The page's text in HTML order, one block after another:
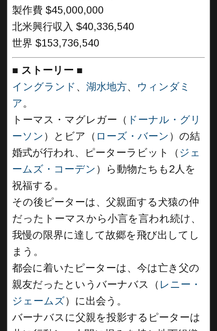
製作費 $45,000,000
北米興行収入 $40,336,540
世界 $153,736,540
■ ストーリー ■
イングランド 、 湖水地方、 ウィンダミ
ア。
トーマス・マグレガー（ ドーナル・グリ
ーソン ）とビア（ ローズ・バーン ）の結
婚式が行われ、ピーターラビット（ ジェ
ームズ・コーデン ）ら動物たちも2人を
祝福する。
その後ピーターは、父親面する犬猿の仲
だったトーマスから小言を言われ続け、
我慢の限界に達して故郷を飛び出してし
まう。
都会に着いたピーターは、今は亡き父の
親友だったというバーナバス（ レニー・
ジェームズ）に出会う。
バーナバスに父親を投影するピーターは